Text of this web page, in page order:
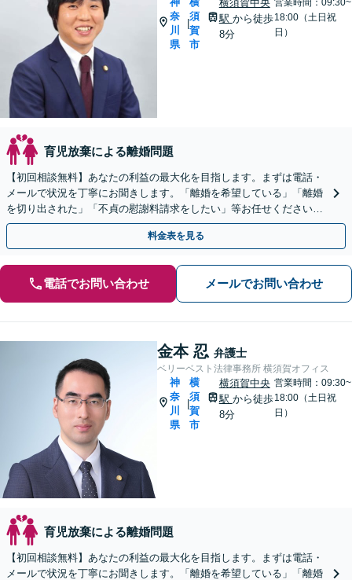
奈
川
県
須
賀
市
横須賀中央
駅 から徒歩
8分
18:00（土日祝
日）
育児放棄による離婚問題
【初回相談無料】あなたの利益の最大化を目指します。まずは電話・
メールで状況を丁寧にお聞きします。「離婚を希望している」「離婚
を切り出された」「不貞の慰謝料請求をしたい」等お任せください。
【リーズナブルな料金設定】
料金表を見る
電話でお問い合わせ メールでお問い合わせ
金本 忍 弁護士
ベリーベスト法律事務所 横須賀オフィス
神
奈
川
県
横
須
賀
市
横須賀中央
駅 から徒歩
8分
営業時間：09:30~
18:00（土日祝
日）
育児放棄による離婚問題
【初回相談無料】あなたの利益の最大化を目指します。まずは電話・
メールで状況を丁寧にお聞きします。「離婚を希望している」「離婚